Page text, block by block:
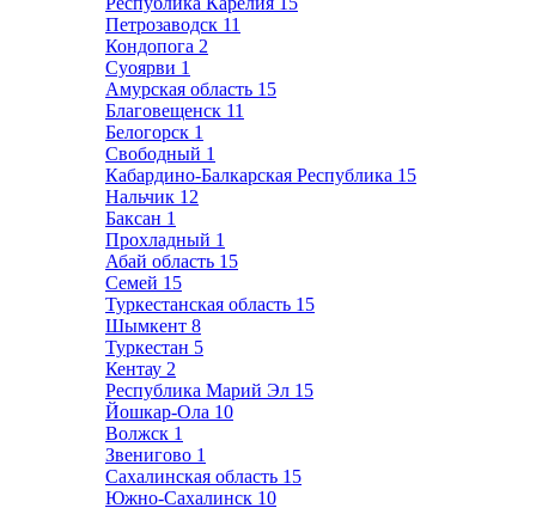
Петрозаводск 11
Кондопога 2
Суоярви 1
Амурская область 15
Благовещенск 11
Белогорск 1
Свободный 1
Кабардино-Балкарская Республика 15
Нальчик 12
Баксан 1
Прохладный 1
Абай область 15
Семей 15
Туркестанская область 15
Шымкент 8
Туркестан 5
Кентау 2
Республика Марий Эл 15
Йошкар-Ола 10
Волжск 1
Звенигово 1
Сахалинская область 15
Южно-Сахалинск 10